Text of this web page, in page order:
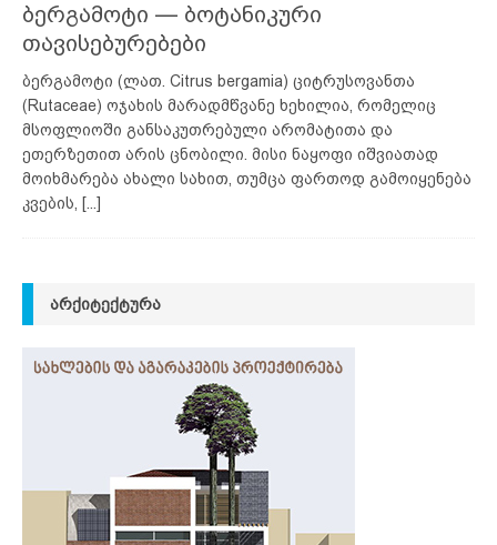
ბერგამოტი — ბოტანიკური
თავისებურებები
ბერგამოტი (ლათ. Citrus bergamia) ციტრუსოვანთა
(Rutaceae) ოჯახის მარადმწვანე ხეხილია, რომელიც
მსოფლიოში განსაკუთრებული არომატითა და
ეთერზეთით არის ცნობილი. მისი ნაყოფი იშვიათად
მოიხმარება ახალი სახით, თუმცა ფართოდ გამოიყენება
კვების,
[...]
ᲐᲠᲥᲘᲢᲔᲥᲢᲣᲠᲐ